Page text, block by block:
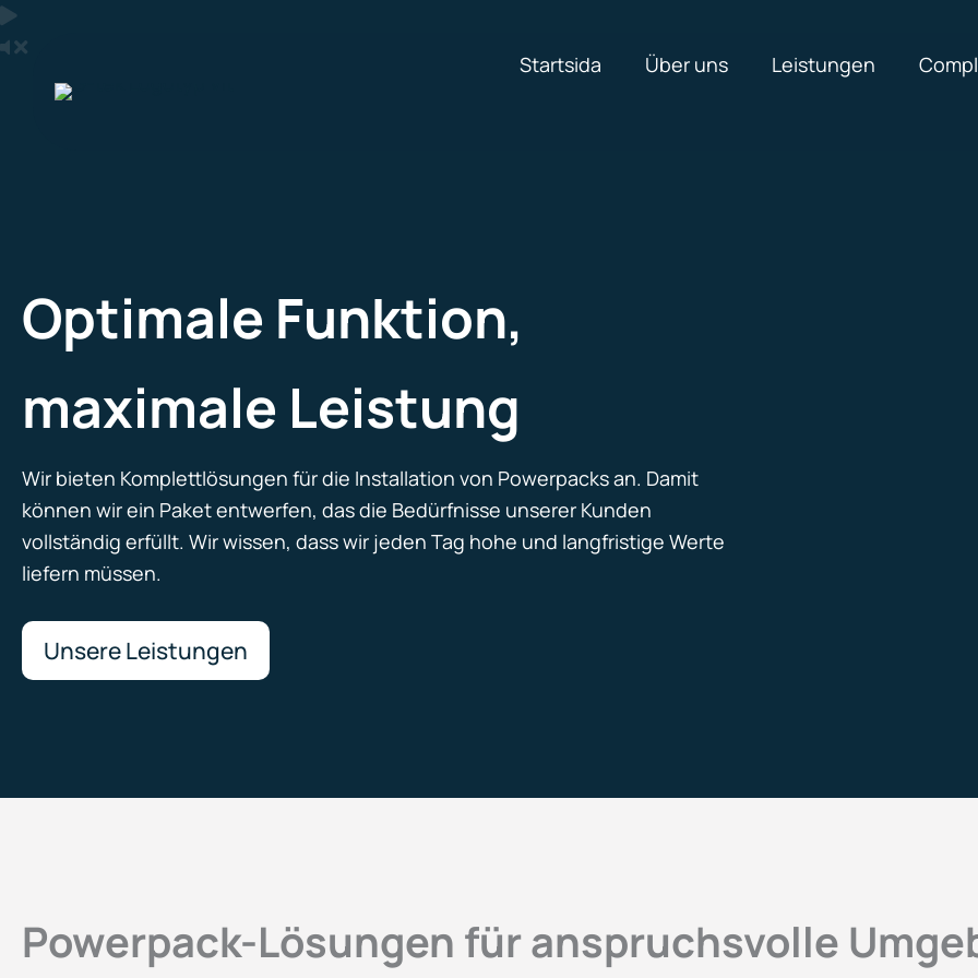
Zum
Inhalt
springen
Startsida Über uns Leistungen
Optimale Funktion,
maximale Leistung
Wir bieten Komplettlösungen für die Installation von Powerpacks an. Damit
können wir ein Paket entwerfen, das die Bedürfnisse unserer Kunden
vollständig erfüllt. Wir wissen, dass wir jeden Tag hohe und langfristige Werte
liefern müssen.
Unsere Leistungen
Powerpack-Lösungen für anspruchsvolle